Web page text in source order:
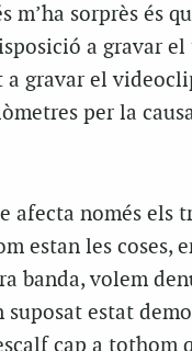
m’ha sorprès és
a gravar el
a gravar el
per la
afecta només els
estan les coses,
banda, volem
estat
cap a tothom